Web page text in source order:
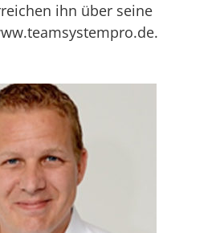
ihn über seine